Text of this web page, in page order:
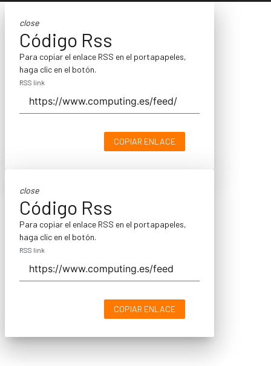
close
Código Rss
Para copiar el enlace RSS en el portapapeles,
haga clic en el botón.
RSS link
COPIAR ENLACE
close
Código Rss
Para copiar el enlace RSS en el portapapeles,
haga clic en el botón.
RSS link
COPIAR ENLACE